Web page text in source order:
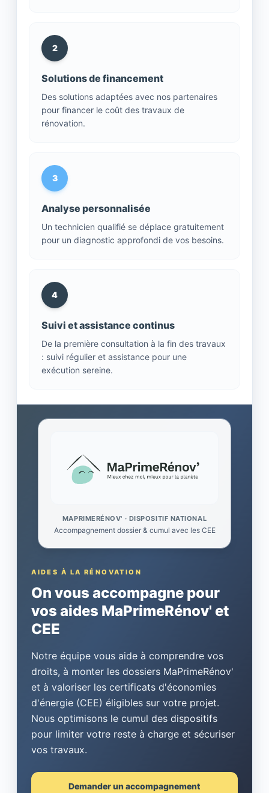
2
Solutions de financement
Des solutions adaptées avec nos partenaires
pour financer le coût des travaux de
rénovation.
3
Analyse personnalisée
Un technicien qualifié se déplace gratuitement
pour un diagnostic approfondi de vos besoins.
4
Suivi et assistance continus
De la première consultation à la fin des travaux
: suivi régulier et assistance pour une
exécution sereine.
MAPRIMERÉNOV' · DISPOSITIF NATIONAL
Accompagnement dossier & cumul avec les CEE
AIDES À LA RÉNOVATION
On vous accompagne pour
vos aides MaPrimeRénov' et
CEE
Notre équipe vous aide à comprendre vos
droits, à monter les dossiers MaPrimeRénov'
et à valoriser les certificats d'économies
d'énergie (CEE) éligibles sur votre projet.
Nous optimisons le cumul des dispositifs
pour limiter votre reste à charge et sécuriser
vos travaux.
Demander un accompagnement